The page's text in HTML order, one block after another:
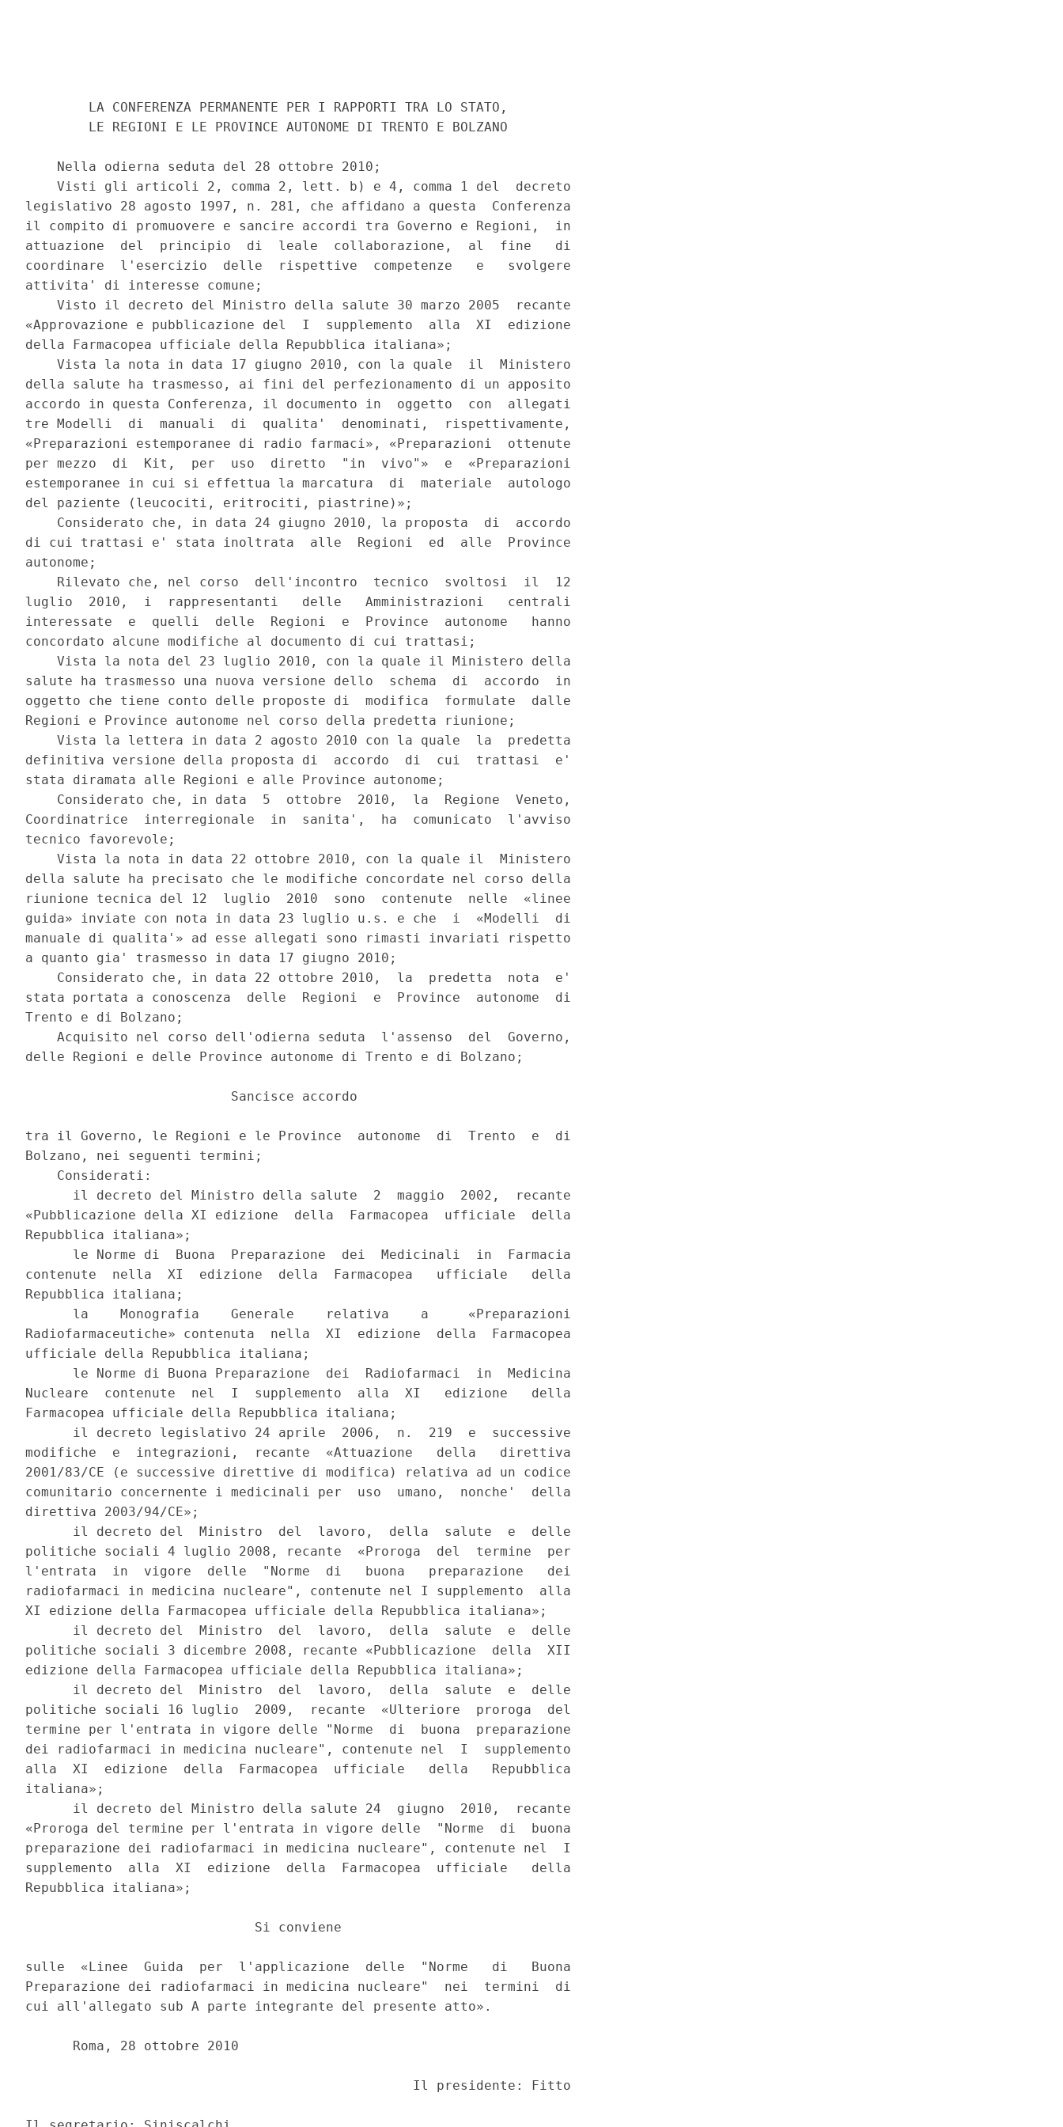
        LA CONFERENZA PERMANENTE PER I RAPPORTI TRA LO STATO,
        LE REGIONI E LE PROVINCE AUTONOME DI TRENTO E BOLZANO
    Nella odierna seduta del 28 ottobre 2010;
    Visti gli articoli 2, comma 2, lett. b) e 4, comma 1 del  decreto
legislativo 28 agosto 1997, n. 281, che affidano a questa  Conferenza
il compito di promuovere e sancire accordi tra Governo e Regioni,  in
attuazione  del  principio  di  leale  collaborazione,  al  fine   di
coordinare  l'esercizio  delle  rispettive  competenze   e   svolgere
attivita' di interesse comune;
    Visto il decreto del Ministro della salute 30 marzo 2005  recante
«Approvazione e pubblicazione del  I  supplemento  alla  XI  edizione
della Farmacopea ufficiale della Repubblica italiana»;
    Vista la nota in data 17 giugno 2010, con la quale  il  Ministero
della salute ha trasmesso, ai fini del perfezionamento di un apposito
accordo in questa Conferenza, il documento in  oggetto  con  allegati
tre Modelli  di  manuali  di  qualita'  denominati,  rispettivamente,
«Preparazioni estemporanee di radio farmaci», «Preparazioni  ottenute
per mezzo  di  Kit,  per  uso  diretto  "in  vivo"»  e  «Preparazioni
estemporanee in cui si effettua la marcatura  di  materiale  autologo
del paziente (leucociti, eritrociti, piastrine)»;
    Considerato che, in data 24 giugno 2010, la proposta  di  accordo
di cui trattasi e' stata inoltrata  alle  Regioni  ed  alle  Province
autonome;
    Rilevato che, nel corso  dell'incontro  tecnico  svoltosi  il  12
luglio  2010,  i  rappresentanti   delle   Amministrazioni   centrali
interessate  e  quelli  delle  Regioni  e  Province  autonome   hanno
concordato alcune modifiche al documento di cui trattasi;
    Vista la nota del 23 luglio 2010, con la quale il Ministero della
salute ha trasmesso una nuova versione dello  schema  di  accordo  in
oggetto che tiene conto delle proposte di  modifica  formulate  dalle
Regioni e Province autonome nel corso della predetta riunione;
    Vista la lettera in data 2 agosto 2010 con la quale  la  predetta
definitiva versione della proposta di  accordo  di  cui  trattasi  e'
stata diramata alle Regioni e alle Province autonome;
    Considerato che, in data  5  ottobre  2010,  la  Regione  Veneto,
Coordinatrice  interregionale  in  sanita',  ha  comunicato  l'avviso
tecnico favorevole;
    Vista la nota in data 22 ottobre 2010, con la quale il  Ministero
della salute ha precisato che le modifiche concordate nel corso della
riunione tecnica del 12  luglio  2010  sono  contenute  nelle  «linee
guida» inviate con nota in data 23 luglio u.s. e che  i  «Modelli  di
manuale di qualita'» ad esse allegati sono rimasti invariati rispetto
a quanto gia' trasmesso in data 17 giugno 2010;
    Considerato che, in data 22 ottobre 2010,  la  predetta  nota  e'
stata portata a conoscenza  delle  Regioni  e  Province  autonome  di
Trento e di Bolzano;
    Acquisito nel corso dell'odierna seduta  l'assenso  del  Governo,
delle Regioni e delle Province autonome di Trento e di Bolzano;
                          Sancisce accordo
tra il Governo, le Regioni e le Province  autonome  di  Trento  e  di
Bolzano, nei seguenti termini;
    Considerati:
      il decreto del Ministro della salute  2  maggio  2002,  recante
«Pubblicazione della XI edizione  della  Farmacopea  ufficiale  della
Repubblica italiana»;
      le Norme di  Buona  Preparazione  dei  Medicinali  in  Farmacia
contenute  nella  XI  edizione  della  Farmacopea   ufficiale   della
Repubblica italiana;
      la    Monografia    Generale    relativa    a     «Preparazioni
Radiofarmaceutiche» contenuta  nella  XI  edizione  della  Farmacopea
ufficiale della Repubblica italiana;
      le Norme di Buona Preparazione  dei  Radiofarmaci  in  Medicina
Nucleare  contenute  nel  I  supplemento  alla  XI   edizione   della
Farmacopea ufficiale della Repubblica italiana;
      il decreto legislativo 24 aprile  2006,  n.  219  e  successive
modifiche  e  integrazioni,  recante  «Attuazione   della   direttiva
2001/83/CE (e successive direttive di modifica) relativa ad un codice
comunitario concernente i medicinali per  uso  umano,  nonche'  della
direttiva 2003/94/CE»;
      il decreto del  Ministro  del  lavoro,  della  salute  e  delle
politiche sociali 4 luglio 2008, recante  «Proroga  del  termine  per
l'entrata  in  vigore  delle  "Norme  di   buona   preparazione   dei
radiofarmaci in medicina nucleare", contenute nel I supplemento  alla
XI edizione della Farmacopea ufficiale della Repubblica italiana»;
      il decreto del  Ministro  del  lavoro,  della  salute  e  delle
politiche sociali 3 dicembre 2008, recante «Pubblicazione  della  XII
edizione della Farmacopea ufficiale della Repubblica italiana»;
      il decreto del  Ministro  del  lavoro,  della  salute  e  delle
politiche sociali 16 luglio  2009,  recante  «Ulteriore  proroga  del
termine per l'entrata in vigore delle "Norme  di  buona  preparazione
dei radiofarmaci in medicina nucleare", contenute nel  I  supplemento
alla  XI  edizione  della  Farmacopea  ufficiale   della   Repubblica
italiana»;
      il decreto del Ministro della salute 24  giugno  2010,  recante
«Proroga del termine per l'entrata in vigore delle  "Norme  di  buona
preparazione dei radiofarmaci in medicina nucleare", contenute nel  I
supplemento  alla  XI  edizione  della  Farmacopea  ufficiale   della
Repubblica italiana»;
                             Si conviene
sulle  «Linee  Guida  per  l'applicazione  delle  "Norme   di   Buona
Preparazione dei radiofarmaci in medicina nucleare"  nei  termini  di
cui all'allegato sub A parte integrante del presente atto».
      Roma, 28 ottobre 2010
                                                 Il presidente: Fitto